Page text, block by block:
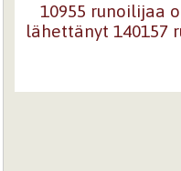
10955 runoilijaa
lähettänyt 140157